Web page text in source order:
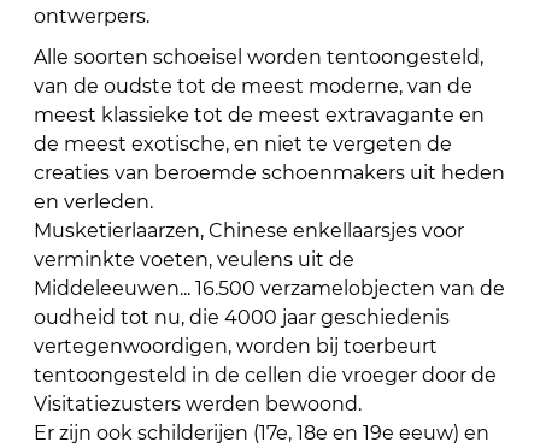
ontwerpers.
Alle soorten schoeisel worden tentoongesteld,
van de oudste tot de meest moderne, van de
meest klassieke tot de meest extravagante en
de meest exotische, en niet te vergeten de
creaties van beroemde schoenmakers uit heden
en verleden.
Musketierlaarzen, Chinese enkellaarsjes voor
verminkte voeten, veulens uit de
Middeleeuwen... 16.500 verzamelobjecten van de
oudheid tot nu, die 4000 jaar geschiedenis
vertegenwoordigen, worden bij toerbeurt
tentoongesteld in de cellen die vroeger door de
Visitatiezusters werden bewoond.
Er zijn ook schilderijen (17e, 18e en 19e eeuw) en